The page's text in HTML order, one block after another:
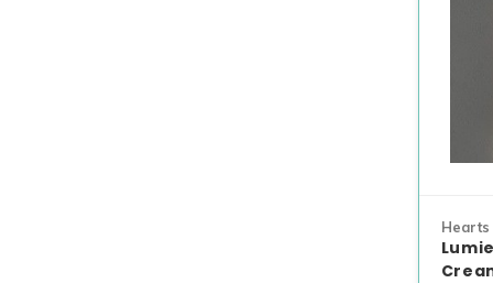
Hearts